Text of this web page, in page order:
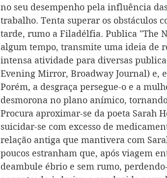
no seu desempenho pela influência
trabalho. Tenta superar os obstáculos
tarde, rumo a Filadélfia. Publica "The
algum tempo, transmite uma ideia de
intensa atividade para diversas
Evening Mirror, Broadway Journal) e,
Porém, a desgraça persegue-o e a
desmorona no plano anímico,
Procura aproximar-se da poeta Sarah
suicidar-se com excesso de
relação antiga que mantivera com
poucos estranham que, após viagem
deambule ébrio e sem rumo,